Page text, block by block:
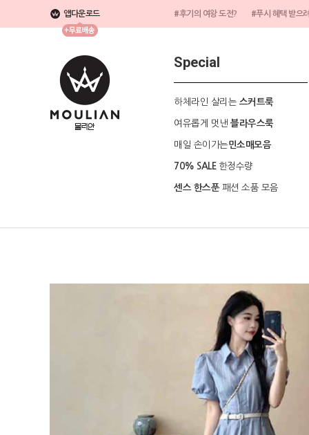
앱다운로드 #후기의 여왕 도전? #푸시 혜택 받으
Special
하체라인 살리는 스커트룩
여유롭게 멋낸 블라우스룩
매일 손이가는민소매모음
70% SALE 한정수량
센스 한스푼패션 소품 모음